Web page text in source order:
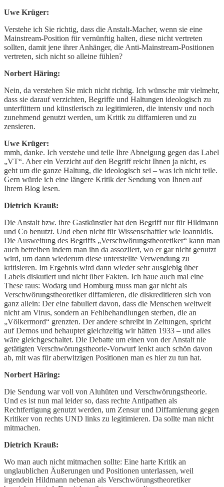
Uwe Krüger:
Verstehe ich Sie richtig, dass die Anstalt-Macher, wenn sie eine
Mainstream-Position für vernünftig halten, diese nicht vertreten
sollten, damit jene ihrer Anhänger, die Anti-Mainstream-Positionen
vertreten, sich nicht so alleine fühlen?
Norbert Häring:
Nein, da verstehen Sie mich nicht richtig. Ich wünsche mir vielmehr,
dass sie darauf verzichten, Begriffe und Haltungen ideologisch zu
unterfüttern und künstlerisch zu legitimieren, die intensiv und noch
zunehmend genutzt werden, um Kritik zu diffamieren und zu
zensieren.
Uwe Krüger:
mmh, danke. Ich verstehe und teile Ihre Abneigung gegen das Label
„VT“. Aber ein Verzicht auf den Begriff reicht Ihnen ja nicht, es
geht um die ganze Haltung, die ideologisch sei – was ich nicht teile.
Gern würde ich eine längere Kritik der Sendung von Ihnen auf
Ihrem Blog lesen.
Dietrich Krauß:
Die Anstalt bzw. ihre Gastkünstler hat den Begriff nur für Hildmann
und Co benutzt. Und eben nicht für Wissenschaftler wie Ioannidis.
Die Ausweitung des Begriffs „Verschwörungstheoretiker“ kann man
auch betreiben indem man ihn da assoziiert, wo er gar nicht genutzt
wird, um dann wiederum diese unterstellte Verwendung zu
kritisieren. Im Ergebnis wird dann wieder sehr ausgiebig über
Labels diskutiert und nicht über Fakten. Ich haue auch mal eine
These raus: Wodarg und Homburg muss man gar nicht als
Verschwörungstheoretiker diffamieren, die diskreditieren sich von
ganz allein: Der eine fabuliert davon, dass die Menschen weltweit
nicht am Virus, sondern an Fehlbehandlungen sterben, die an
„Völkermord“ grenzten. Der andere schreibt in Zeitungen, spricht
auf Demos und behauptet gleichzeitig wir hätten 1933 – und alles
wäre gleichgeschaltet. Die Debatte um einen von der Anstalt nie
getätigten Verschwörungstheorie-Vorwurf lenkt auch schön davon
ab, mit was für aberwitzigen Positionen man es hier zu tun hat.
Norbert Häring:
Die Sendung war voll von Aluhüten und Verschwörungstheorie.
Und es ist nun mal leider so, dass rechte Antipathen als
Rechtfertigung genutzt werden, um Zensur und Diffamierung gegen
Kritiker von rechts UND links zu legitimieren. Da sollte man nicht
mitmachen.
Dietrich Krauß:
Wo man auch nicht mitmachen sollte: Eine harte Kritik an
unglaublichen Äußerungen und Positionen unterlassen, weil
irgendein Hildmann nebenan als Verschwörungstheoretiker